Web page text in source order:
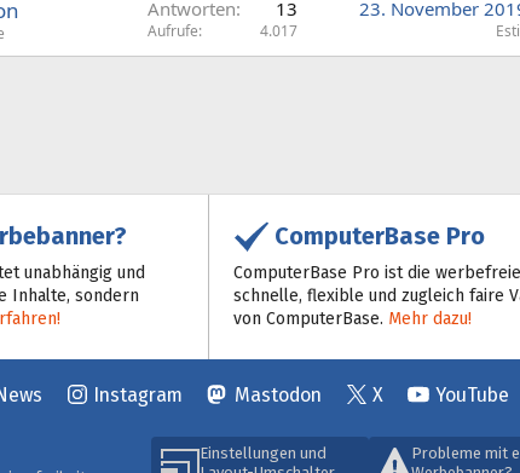
Antworten 13
Aufrufe 4.017
23. November
unabhängig und
Inhalte, sondern
ComputerBase Pro
ComputerBase Pro ist die
schnelle, flexible und zugleich faire
von ComputerBase. Mehr dazu!
Instagram Mastodon X YouTube
Einstellungen und
Probleme mit